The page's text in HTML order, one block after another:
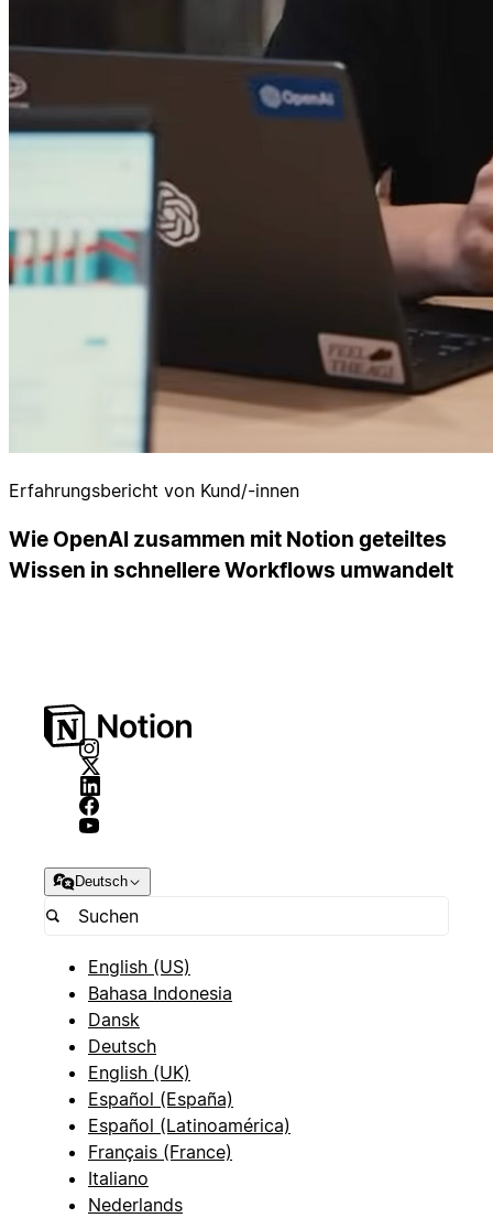
Erfahrungsbericht von Kund/-innen
Wie OpenAI zusammen mit Notion geteiltes
Wissen in schnellere Workflows umwandelt
Deutsch
English (US)
Bahasa Indonesia
Dansk
Deutsch
English (UK)
Español (España)
Español (Latinoamérica)
Français (France)
Italiano
Nederlands